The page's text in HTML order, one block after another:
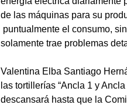
de las máquinas para su
puntualmente el consumo,
solamente trae problemas
Valentina Elba Santiago
las tortillerías “Ancla 1 y
descansará hasta que la